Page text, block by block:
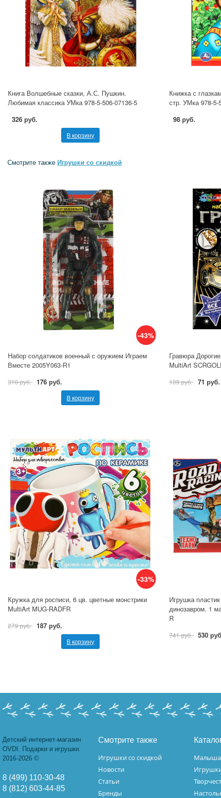
Книга Волшебные сказки, А.С. Пушкин.
Любимая классика УМка 978-5-506-07136-5
326 руб.
В корзину
Книжка с
стр. УМка 978-5-
98 руб.
Смотрите также Игрушки со скидкой
-43%
Набор солдатиков военный с оружием Играем
Вместе 2005Y063-R1
310 руб. 176 руб.
В корзину
Гравюра
MultiArt
109 руб. 71 руб.
-33%
Кружка для росписи, 6 цв. цветные монстрики
MultiArt MUG-RADFR
279 руб. 187 руб.
В корзину
Игрушка
динозавром. 1
R
741 руб. 530
Детский интернет-магазин
OVDI. Подарки и игрушки.
2016-2026 ©
8 (499) 110-30-48
8 (812) 603-44-85
Смотрите также
Игрушки со скидкой
Новости
Статьи
Бренды